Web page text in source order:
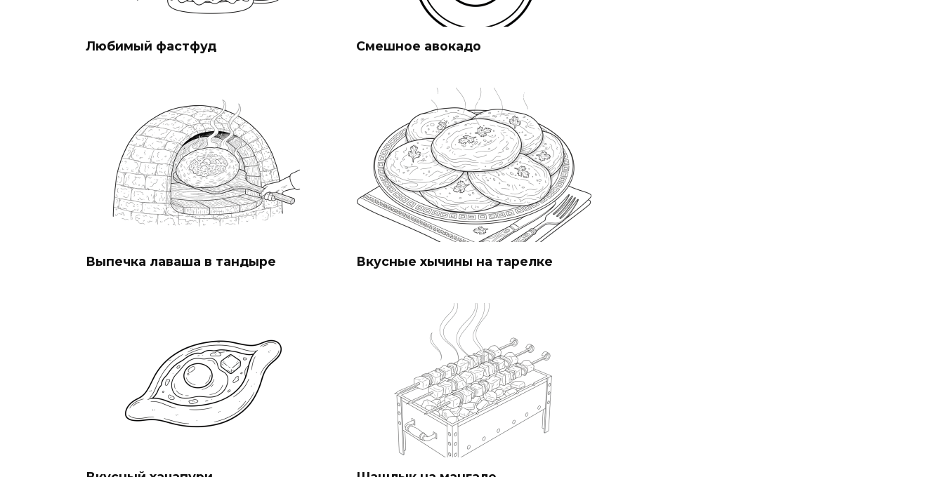
Любимый фастфуд Смешное авокадо
Выпечка лаваша в тандыре Вкусные хычины на тарелке